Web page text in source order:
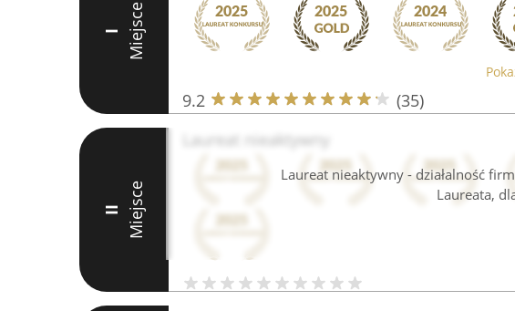
I Miejsce
9.2 (35)
Laureat nieaktywny - działalność
Laureata,
II Miejsce
Laureat nieaktywny